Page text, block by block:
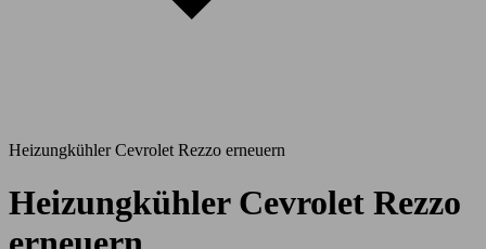
Heizungkühler Cevrolet Rezzo erneuern
Heizungkühler Cevrolet Rezzo